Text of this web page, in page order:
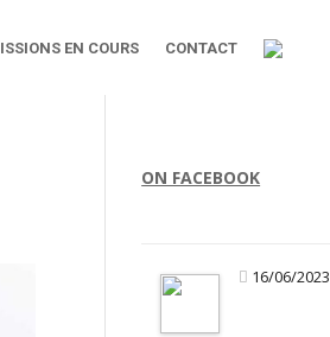
EN COURS CONTACT
ON FACEBOOK
16/06/2023